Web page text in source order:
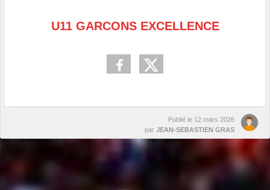
U11 GARCONS EXCELLENCE
Publié le 12 mars 2026
par JEAN-SEBASTIEN GRAS